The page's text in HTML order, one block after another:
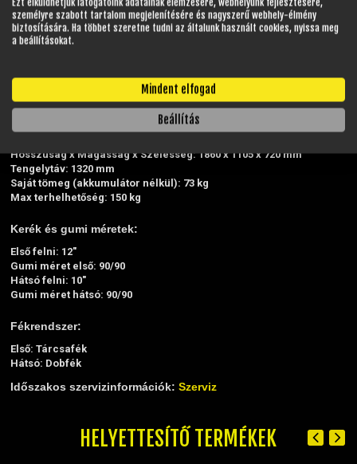
Hatótáv: 57 km
Kategória: L1e-B kategória
Elektromos rendszer:
Töltési idő: 6-8 óra
Méretek:
Hosszúság x Magasság x Szélesség: 1860 x 1105 x 720 mm
Tengelytáv: 1320 mm
Saját tömeg (akkumulátor nélkül): 73 kg
Max terhelhetőség: 150 kg
Kerék és gumi méretek:
Első felni: 12"
Gumi méret első: 90/90
Hátsó felni: 10"
Gumi méret hátsó: 90/90
Fékrendszer:
Első: Tárcsafék
Hátsó: Dobfék
Időszakos szervizinformációk: Szerviz
HELYETTESÍTŐ TERMÉKEK
személyre szabott tartalom megjelenítésére és nagyszerű webhely-élmény
biztosítására. Ha többet szeretne tudni az általunk használt cookies, nyissa meg
a beállításokat.
Mindent elfogad
Beállítás